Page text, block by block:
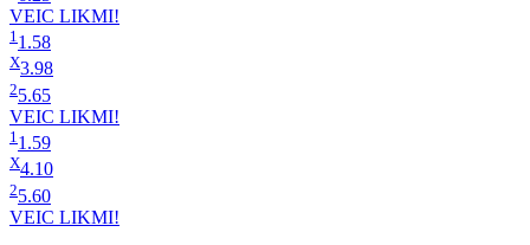
VEIC LIKMI!
1 1.58
X3.98
25.65
VEIC LIKMI!
1 1.59
X4.10
25.60
VEIC LIKMI!